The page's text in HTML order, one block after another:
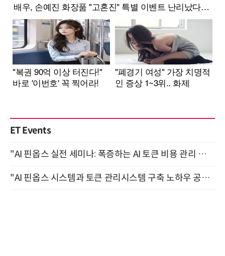
ET Events
"AI 핀옵스 실전 세미나: 폭증하는 AI 토큰 비용 관리 전략" 8월 21일 개최
"AI 핀옵스 시스템과 토큰 관리시스템 구축 노하우 공개" 잠실 한국광고문화회관 2층 대회의실 (8/21)